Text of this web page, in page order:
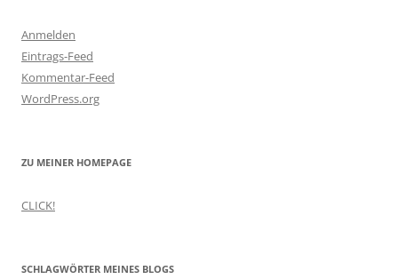
Anmelden
Eintrags-Feed
Kommentar-Feed
WordPress.org
ZU MEINER HOMEPAGE
CLICK!
SCHLAGWÖRTER MEINES BLOGS